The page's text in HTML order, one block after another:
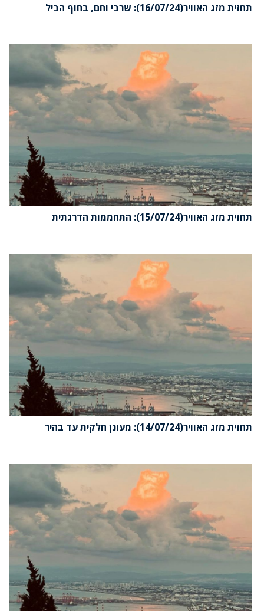
תחזית מזג האוויר(16/07/24): שרבי וחם, בחוף הביל
תחזית מזג האוויר(15/07/24): התחממות הדרגתית
תחזית מזג האוויר(14/07/24): מעונן חלקית עד בהיר